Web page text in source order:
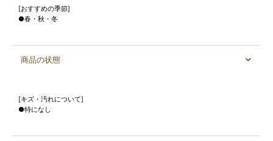
[おすすめの季節]
●春・秋・冬
商品の状態
[キズ・汚れについて]
●特になし